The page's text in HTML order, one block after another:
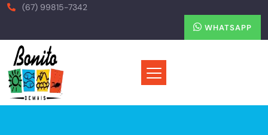
(67) 99815-7342
WHATSAPP